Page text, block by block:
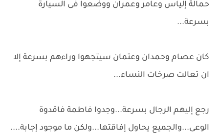
حمالة إلياس وعامر وعمران ووضعوا فى السيارة
بسرعة...
كان عصام وحمدان وعتمان سيتجهوا وراءهم بسرعة إلا
ان تعالت صرخات النساء...
رجع إليهم الرجال بسرعة...وجدوا فاطمة فاقدوة
الوعى...والجميع يحاول إفاقتها...ولكن ما موجود إجابة....